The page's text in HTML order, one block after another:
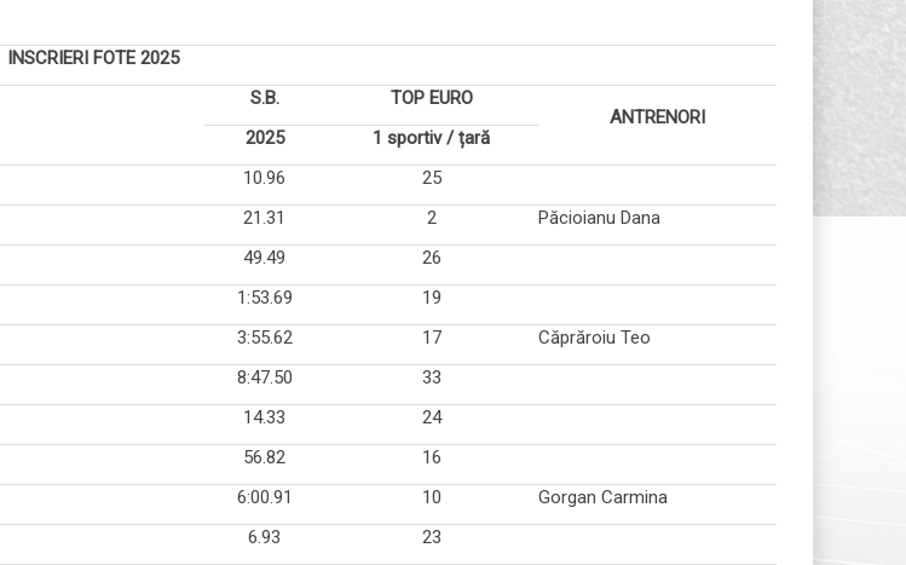
INSCRIERI FOTE 2025
S.B.
TOP EURO
ANTRENORI
2025
1 sportiv / țară
10.96
25
21.31 2
Păcioianu Dana
49.49
26
1:53.69
19
3:55.62 17
Căprăroiu Teo
8:47.50
33
14.33
24
56.82
16
6:00.91 10
Gorgan Carmina
6.93
23